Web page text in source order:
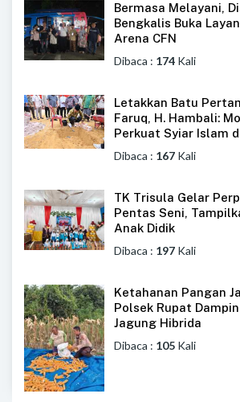
Bermasa Melayani,
Bengkalis Buka
Arena CFN
Dibaca : 174 Kali
Letakkan Batu
Faruq, H. Hambali:
Perkuat Syiar Islam
Dibaca : 167 Kali
TK Trisula Gelar
Pentas Seni,
Anak Didik
Dibaca : 197 Kali
Ketahanan Pangan
Polsek Rupat
Jagung Hibrida
Dibaca : 105 Kali